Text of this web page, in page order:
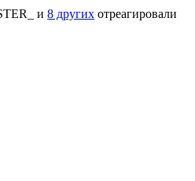
и 8 других отреагировали